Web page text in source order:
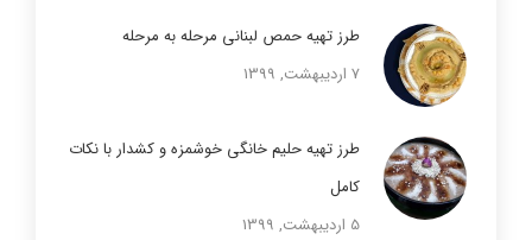
طرز تهیه حمص لبنانی مرحله به مرحله
7 اردیبهشت, 1399
طرز تهیه حلیم خانگی خوشمزه و کشدار با نکات
کامل
5 اردیبهشت, 1399